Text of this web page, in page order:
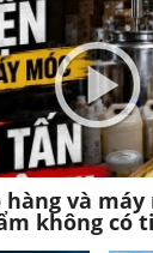
và máy
không có